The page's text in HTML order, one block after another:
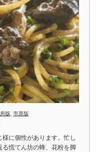
版 市原版
に個性があります。忙し
る慌てん坊の蜂、花粉を脚